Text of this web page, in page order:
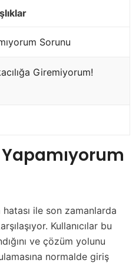
Sorunu
Giremiyorum!
ile son zamanlarda
Kullanıcılar bu
ve çözüm yolunu
normalde giriş